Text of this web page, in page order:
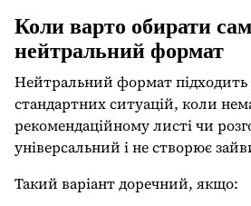
Коли варто обирати
нейтральний формат
Нейтральний формат підходить
стандартних ситуацій, коли
рекомендаційному листі чи
універсальний і не створює
Такий варіант доречний, якщо: